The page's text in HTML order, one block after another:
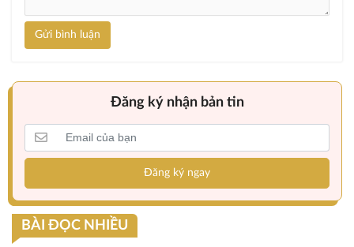
Gửi bình luận
Đăng ký nhận bản tin
Đăng ký ngay
BÀI ĐỌC NHIỀU